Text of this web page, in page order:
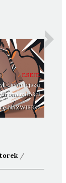
ESEJE
ciemniejsza
strona miłości
NAZWISKO
/